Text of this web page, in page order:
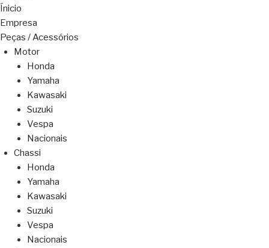
Ínicio
Empresa
Peças / Acessórios
Motor
Honda
Yamaha
Kawasaki
Suzuki
Vespa
Nacionais
Chassi
Honda
Yamaha
Kawasaki
Suzuki
Vespa
Nacionais